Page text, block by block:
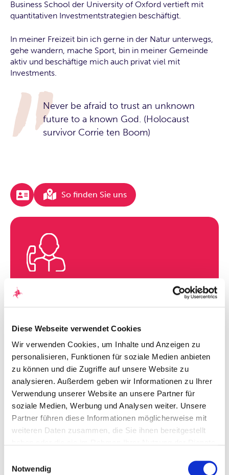
Diese Webseite verwendet Cookies
Wir verwenden Cookies, um Inhalte und Anzeigen zu
personalisieren, Funktionen für soziale Medien anbieten
zu können und die Zugriffe auf unsere Website zu
analysieren. Außerdem geben wir Informationen zu Ihrer
Verwendung unserer Website an unsere Partner für
soziale Medien, Werbung und Analysen weiter. Unsere
Partner führen diese Informationen möglicherweise mit
weiteren Daten zusammen, die Sie ihnen bereitgestellt
willigen Sie gem. Art. 49 Abs. 1 DSGVO ein, dass auch
Notwendig
Business School der University of Oxford vertieft mit
quantitativen Investmentstrategien beschäftigt.
In meiner Freizeit bin ich gerne in der Natur unterwegs,
gehe wandern, mache Sport, bin in meiner Gemeinde
aktiv und beschäftige mich auch privat viel mit
Investments.
Never be afraid to trust an unknown
future to a known God. (Holocaust
survivor Corrie ten Boom)
So finden Sie uns
Für alle Unternehmer und Investoren, die
Schillerstraße 20
60313Frankfurt am Main
T+49 (0)69 247 50 49-26
Sebastian.Droste@quirinprivatbank.de
Steckbrief